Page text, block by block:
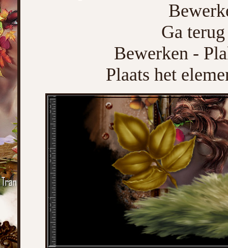
Ga
Bewerken -
Plaats het